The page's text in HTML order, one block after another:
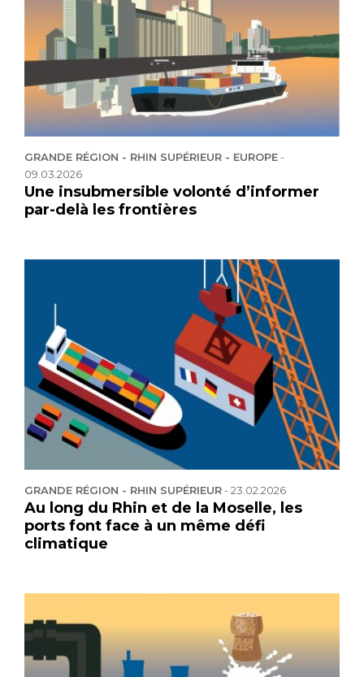
GRANDE RÉGION - RHIN SUPÉRIEUR - EUROPE-
09.03.2026
Une insubmersible volonté d’informer
par-delà les frontières
GRANDE RÉGION - RHIN SUPÉRIEUR-23.02.2026
Au long du Rhin et de la Moselle, les
ports font face à un même défi
climatique